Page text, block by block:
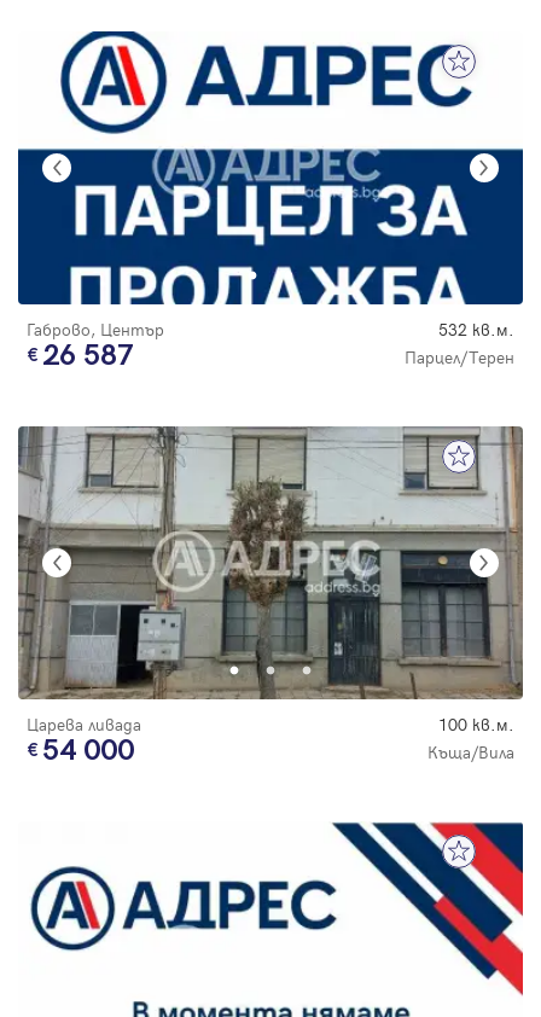
Габрово, Център 532 кв.м.
26 587 Парцел/Терен
Царева ливада 100 кв.м.
54 000 Къща/Вила